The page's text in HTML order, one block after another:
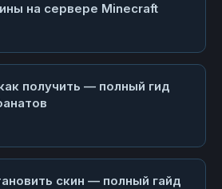
на сервере Minecraft
получить — полный гид
скин — полный гайд